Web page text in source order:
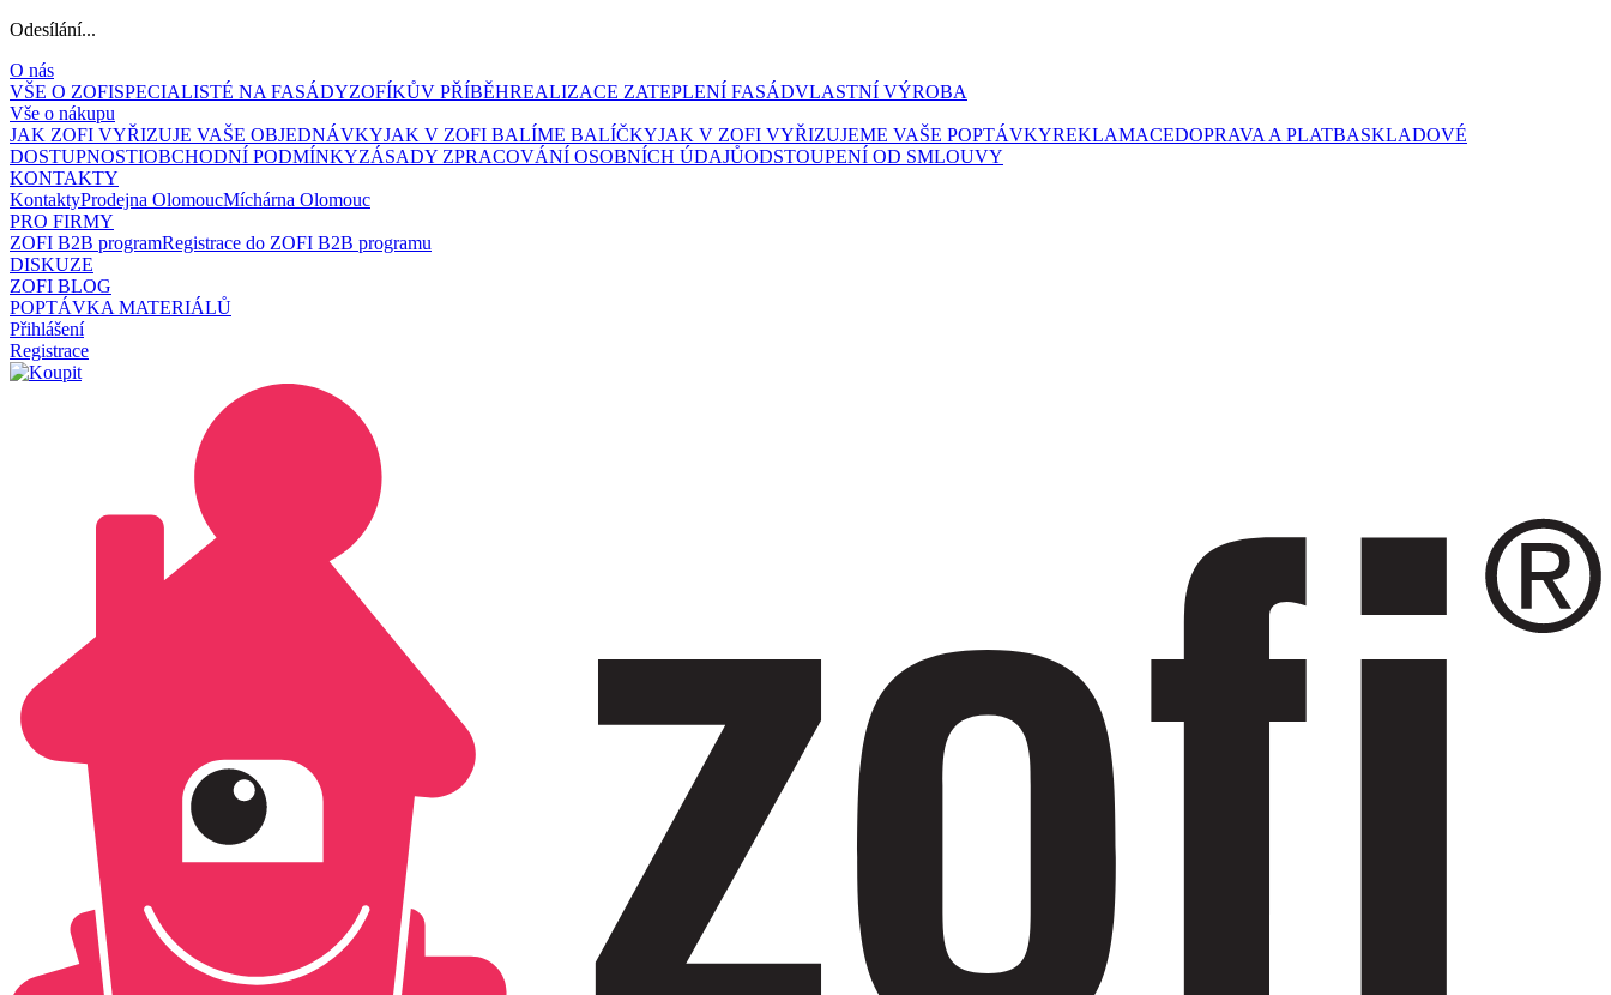
Odesílání...
O nás
VŠE O ZOFISPECIALISTÉ NA FASÁDYZOFÍKŮV PŘÍBĚHREALIZACE ZATEPLENÍ FASÁDVLASTNÍ VÝROBA
Vše o nákupu
JAK ZOFI VYŘIZUJE VAŠE OBJEDNÁVKYJAK V ZOFI BALÍME BALÍČKYJAK V ZOFI VYŘIZUJEME VAŠE POPTÁVKYREKLAMACEDOPRAVA A PLATBASKLADOVÉ
DOSTUPNOSTIOBCHODNÍ PODMÍNKYZÁSADY ZPRACOVÁNÍ OSOBNÍCH ÚDAJŮODSTOUPENÍ OD SMLOUVY
KONTAKTY
KontaktyProdejna OlomoucMíchárna Olomouc
PRO FIRMY
ZOFI B2B programRegistrace do ZOFI B2B programu
DISKUZE
ZOFI BLOG
POPTÁVKA MATERIÁLŮ
Přihlášení
Registrace